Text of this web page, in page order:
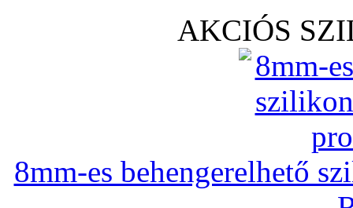
AKCIÓS
8mm-es behengerelhető